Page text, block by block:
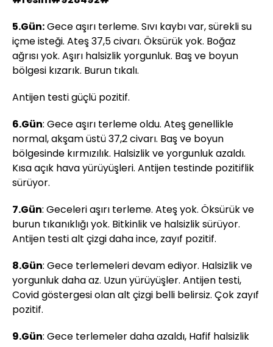
5.Gün:Gece aşırı terleme. Sıvı kaybı var, sürekli su
içme isteği. Ateş 37,5 civarı. Öksürük yok. Boğaz
ağrısı yok. Aşırı halsizlik yorgunluk. Baş ve boyun
bölgesi kızarık. Burun tıkalı.
Antijen testi güçlü pozitif.
6.Gün: Gece aşırı terleme oldu. Ateş genellikle
normal, akşam üstü 37,2 civarı. Baş ve boyun
bölgesinde kırmızılık. Halsizlik ve yorgunluk azaldı.
Kısa açık hava yürüyüşleri. Antijen testinde pozitiflik
sürüyor.
7.Gün: Geceleri aşırı terleme. Ateş yok. Öksürük ve
burun tıkanıklığı yok. Bitkinlik ve halsizlik sürüyor.
Antijen testi alt çizgi daha ince, zayıf pozitif.
8.Gün: Gece terlemeleri devam ediyor. Halsizlik ve
yorgunluk daha az. Uzun yürüyüşler. Antijen testi,
Covid göstergesi olan alt çizgi belli belirsiz. Çok zayıf
pozitif.
9.Gün: Gece terlemeler daha azaldı, Hafif halsizlik